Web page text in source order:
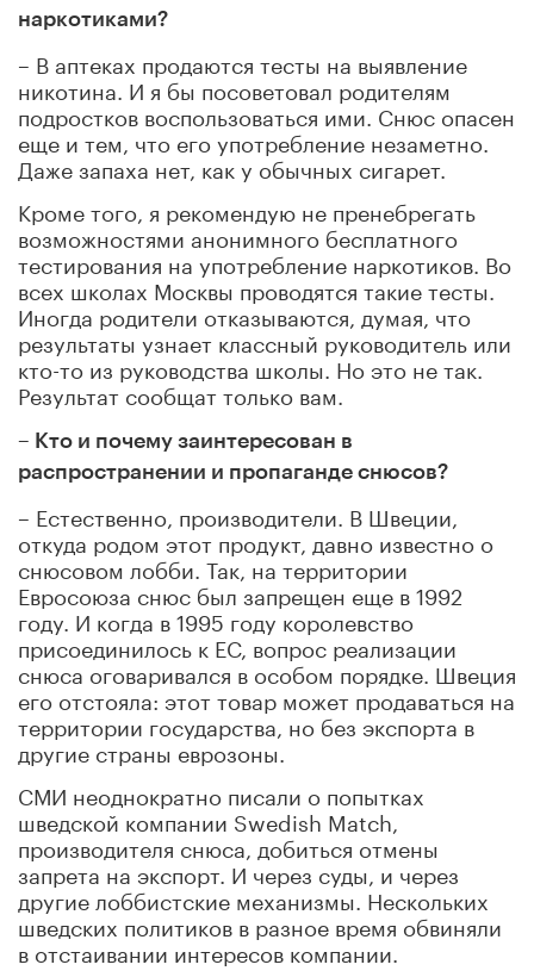
наркотиками?
– В аптеках продаются тесты на выявление
никотина. И я бы посоветовал родителям
подростков воспользоваться ими. Снюс опасен
еще и тем, что его употребление незаметно.
Даже запаха нет, как у обычных сигарет.
Кроме того, я рекомендую не пренебрегать
возможностями анонимного бесплатного
тестирования на употребление наркотиков. Во
всех школах Москвы проводятся такие тесты.
Иногда родители отказываются, думая, что
результаты узнает классный руководитель или
кто-то из руководства школы. Но это не так.
Результат сообщат только вам.
– Кто и почему заинтересован в
распространении и пропаганде снюсов?
– Естественно, производители. В Швеции,
откуда родом этот продукт, давно известно о
снюсовом лобби. Так, на территории
Евросоюза снюс был запрещен еще в 1992
году. И когда в 1995 году королевство
присоединилось к ЕС, вопрос реализации
снюса оговаривался в особом порядке. Швеция
его отстояла: этот товар может продаваться на
территории государства, но без экспорта в
другие страны еврозоны.
СМИ неоднократно писали о попытках
шведской компании Swedish Match,
производителя снюса, добиться отмены
запрета на экспорт. И через суды, и через
другие лоббистские механизмы. Нескольких
шведских политиков в разное время обвиняли
в отстаивании интересов компании.